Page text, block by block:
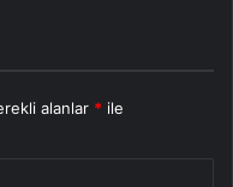
alanlar * ile